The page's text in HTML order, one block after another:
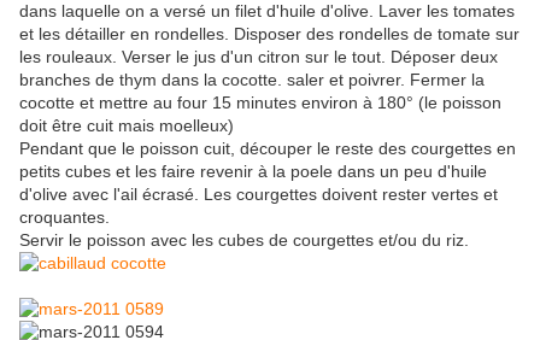
dans laquelle on a versé un filet d'huile d'olive. Laver les tomates
et les détailler en rondelles. Disposer des rondelles de tomate sur
les rouleaux. Verser le jus d'un citron sur le tout. Déposer deux
branches de thym dans la cocotte. saler et poivrer. Fermer la
cocotte et mettre au four 15 minutes environ à 180° (le poisson
doit être cuit mais moelleux)
Pendant que le poisson cuit, découper le reste des courgettes en
petits cubes et les faire revenir à la poele dans un peu d'huile
d'olive avec l'ail écrasé. Les courgettes doivent rester vertes et
croquantes.
Servir le poisson avec les cubes de courgettes et/ou du riz.